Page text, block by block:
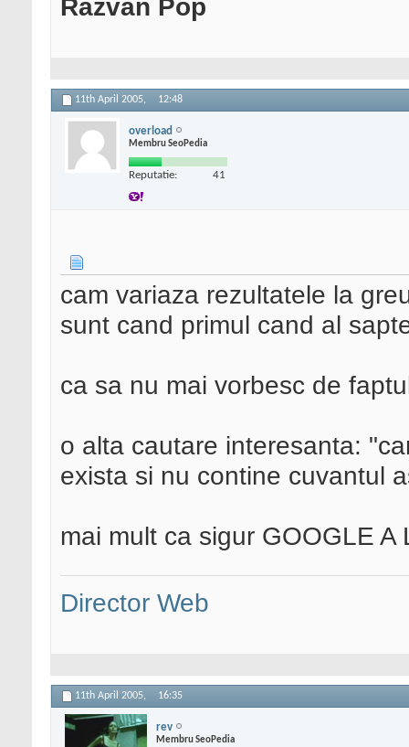
Razvan Pop
11th April 2005, 12:48
overload
Membru SeoPedia
Reputatie: 41
cam variaza rezultatele la
sunt cand primul cand al
ca sa nu mai vorbesc de
o alta cautare interesanta:
exista si nu contine cuvantul
mai mult ca sigur GOOGLE A
Director Web
11th April 2005, 16:35
rev
Membru SeoPedia